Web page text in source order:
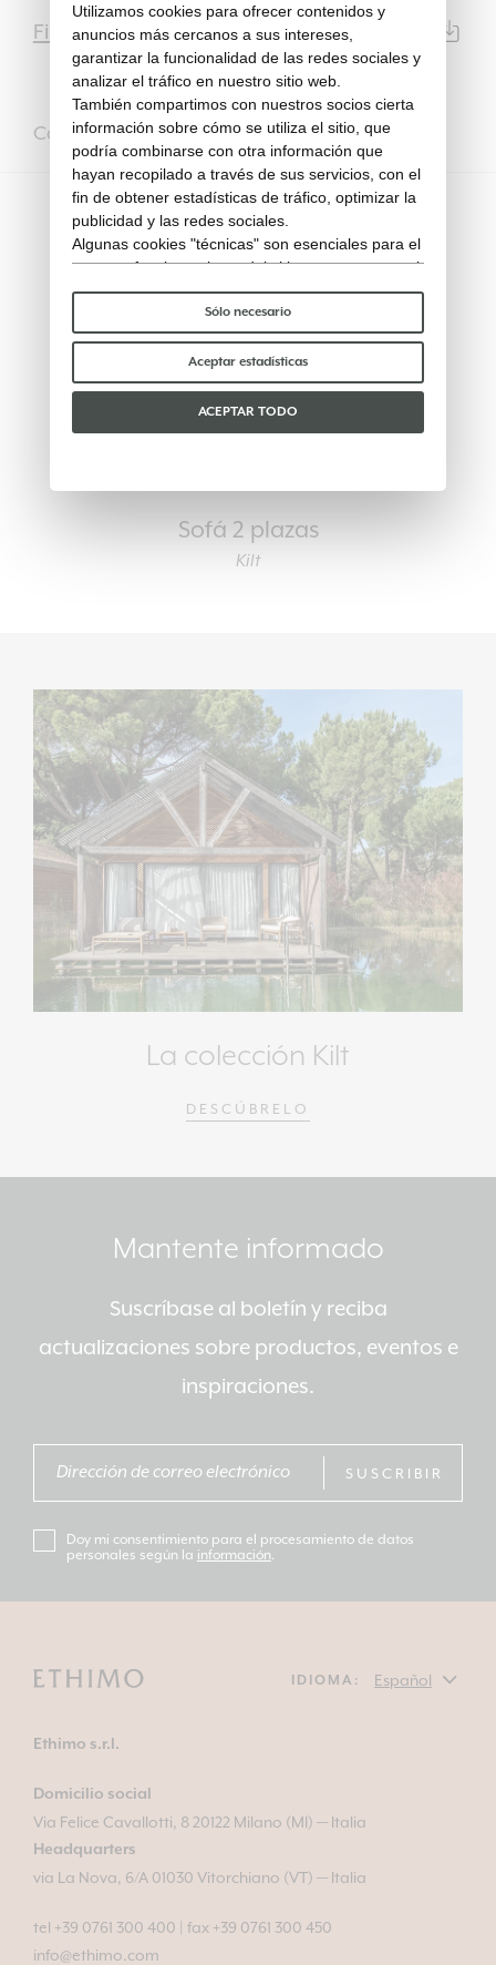
Ficha de Datos PDF | 14293KB
Completarlo con
Sofá 2 plazas
Kilt
La colección Kilt
DESCÚBRELO
Mantente informado
Suscríbase al boletín y reciba
actualizaciones sobre productos, eventos e
inspiraciones.
SUSCRIBIR
Doy mi consentimiento para el procesamiento de datos
personales según la información.
IDIOMA:
Ethimo s.r.l.
Domicilio social
Via Felice Cavallotti, 8 20122 Milano (MI) — Italia
Headquarters
via La Nova, 6/A 01030 Vitorchiano (VT) — Italia
tel +39 0761 300 400
fax +39 0761 300 450
info@ethimo.com
Utilizamos cookies para ofrecer contenidos y
anuncios más cercanos a sus intereses,
garantizar la funcionalidad de las redes sociales y
analizar el tráfico en nuestro sitio web.
También compartimos con nuestros socios cierta
información sobre cómo se utiliza el sitio, que
podría combinarse con otra información que
hayan recopilado a través de sus servicios, con el
fin de obtener estadísticas de tráfico, optimizar la
publicidad y las redes sociales.
Algunas cookies "técnicas" son esenciales para el
correcto funcionamiento del sitio y no procesan ni
comparten ningún dato personal con terceros.
Para saber más puedes consultar nuestra
de cookies.
Por favor, elige qué cookies aceptar:
Sólo necesario
Aceptar estadísticas
ACEPTAR TODO